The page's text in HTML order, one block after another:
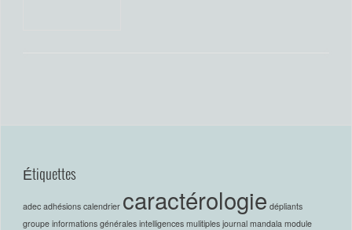
Étiquettes
adec adhésions calendrier caractérologie dépliants
groupe informations générales intelligences mulitiples journal mandala module